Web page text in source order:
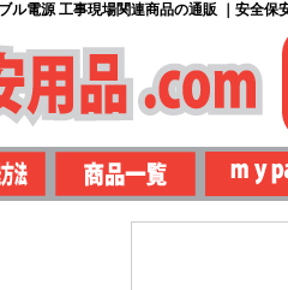
ル電源 工事現場関連商品の通販 ｜安全保